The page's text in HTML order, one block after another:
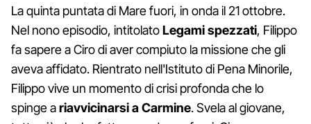
La quinta puntata di Mare fuori, in onda il 21 ottobre.
Nel nono episodio, intitolatoLegami spezzati, Filippo
fa sapere a Ciro di aver compiuto la missione che gli
aveva affidato. Rientrato nell'Istituto di Pena Minorile,
Filippo vive un momento di crisi profonda che lo
spinge ariavvicinarsi a Carmine. Svela al giovane,